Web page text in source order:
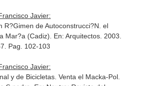
Javier:
R?Gimen de Autoconstrucci?N. el
Mar?a (Cadiz). En: Arquitectos. 2003.
Pag. 102-103
Javier:
y de Bicicletas. Venta el Macka-Pol.